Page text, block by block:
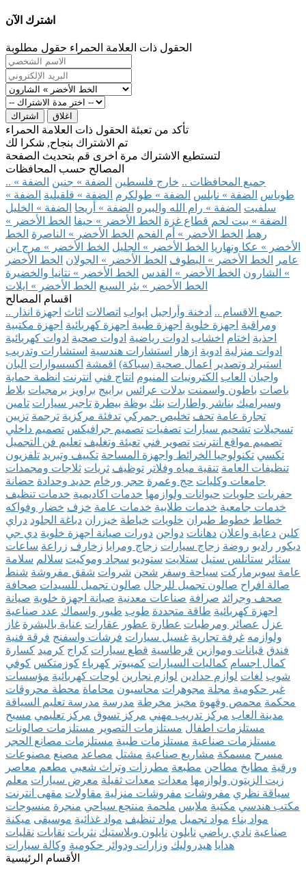
اشترك الآن
الحقول ذات العلامة الحمراء حقول مطلوبة
اشتراك اغلاق
تأكد من تعبئة الحقول ذات العلامة الحمراء
تم الاشتراك بنجاح, شكرا لك
لتستطيع الاشتراك مرة اخرى قم بتحديث الصفحة
المصالح حسب المحافظات
.. جميع المحافظات .. خارج فلسطين الضفة » جنين الضفة »
طوباس الضفة » نابلس الضفة » طولكرم الضفة » قلقيلية الضفة »
سلفيت الضفة » رام الله والبيره الضفة » أريحا الضفة » الخليل
الضفة » بيت لحم قطاع غزة الخط الأخضر » حيفا الخط الأخضر »
رهط الخط الأخضر » أم الفحم الخط الأخضر » الناصرة الخط
الأخضر » عكا ونهاريا الخط الأخضر » الجليل الخط الأخضر » مرج ابن
عامر
الخط الأخضر » البطوف الخط الأخضر » الجولان الخط الأخضر
» الشارون الخط الأخضر » القدس الخط الأخضر » نتانيا والخضيرة
الخط الأخضر » بئر السبع الخط الأخضر » ايلات
اقسام المصالح
.. جميع الاقسام .. أدخنة وأراجيل ابواب اتصالات اثاث اجهزة انذار
ومراقبة اجهزة خلوية اجهزة طبية اجهزة كهربائية اجهزة مكتبية
احذية اختام اخشاب ادوات رياضية ادوات صحية ادوات كهربائية
ادوات منزلية ادوية ازهار استشارات هندسية استشارات وتدريب
استيراد وتصدير
اعمال صحية (سباكة) اقمشة اكسسوارات البان
واجبان العاب الكترونيات المنيوم انتاج فني انترنت انظمة حماية
باصات باطون واسمنت بدلات عرائس برابيج براويز برمجيات بلاط
وسيراميك بناشر واطارات بنك بوظة بيطرة تاجير سيارات تامين
تجارة عامة تحف تخليص جمركي تدفئة مركزية ترجمة تزيين
تسجيلات تشحيم سيارات تصفيات تصميم جرافيكس تصميم داخلي
تصميم مواقع انترنت تصوير فني تعبئة وتغليف تعليم فن التجميل
تكسي تكنولوجيا الخرائط واجهزة المساحة تكييف وتبريد تلفزيون
تنظيفات العامة تنقية مياه وفلاتر توظيف ثريات ثلاجات ومجمدات
جامعات وكليات حج وعمرة حجر ورخام حديد وحدادة حضانة
حفريات حلويات حيوانات ولوازمها خدمات اكاديمية خدمات تنظيف
خدمات جامعية خدمات طلابية خدمات عامة خزف خضار وفواكه
خطاط خطوط طيران خلويات خياطة خيزران دباغة الجلود دراي
كلين دعاية واعلان دهانات دواجن دورات صيانة اجهزة خلوية دي جي
ديكور راديو روضة زجاج سيارات زجاج ومرايا زخارف زراعة ساعات
ستائر ستانلس ستيل ستلايت ستوديو سجاد وموكيت سلالم سلامة
عامة سوبرماركت سياحة وسفر شحن شروات شقق مفروشة شنط
صالة افراح صالون تجميل للرجال صالون تجميل للسيدات صحافة
صحف وجرائد صرافة صناعات معدنية صيانة اجهزة خلوية صيانة
اجهزة كهربائية طاقة متجددة طوب طيور واسماك عدد صناعية
عزل عصائر ومرطبات عطارة عطور عقارات عناية بالبشرة غاز
ولوازمه غرفة تجارية غسيل سيارات فرشات واسفنج فرقة فنية
فندق قبانات وموازين قرطاسية قطع سيارات كراج كرميد كسارة
كمال اجسام كماليات السيارات كمبيوتر كهرباء كوزمتكس كوفي
شوب لغات لوازم حدادين لوازم نجارين لوحات كهربائية مؤسسات
غير حكومية مجلة مجوهرات محاسبون محاماة محطة محروقات
محكمة محمص وقهوة مخبز مخرطة مدرسة مدرسة تعليم السياقة
مدينة العاب مركز تدريب مهني مركز تسوق مركز تعليمي مسبح
مستلزمات اطفال مستلزمات التصوير مستلزمات صالونات
مستلزمات صناعية مستلزمات طبية مستلزمات مصانع الحجر
مسرح مسمكة مشاريع صناعية مشتل مصاعد مصنع مصنوعات
ورقية مطابخ مطاحن مطبعة مطرزات وتراث شعبي مطعم معاصر
زيت الزيتون ولوازمها معدات معدات ثقيلة معرض سيارات معلم
سياقة نظري مفروشات مفروشات منزلية مقاولات مقهى انترنت
مكتب هندسي مكتبة ملابس ملحمة منتجع سياحي منجرة منسوجات
مواد بناء مواد تجميل مواد تنظيف مواد غذائية موسيقى ميكنة
صناعية نادي رياضي نايلون نايلون وبلاستيك نثريات نقابات نقليات
هدايا هيدروليك وزارات ودوائر حكومية وكالة سيارات
الأقسام الرئيسية